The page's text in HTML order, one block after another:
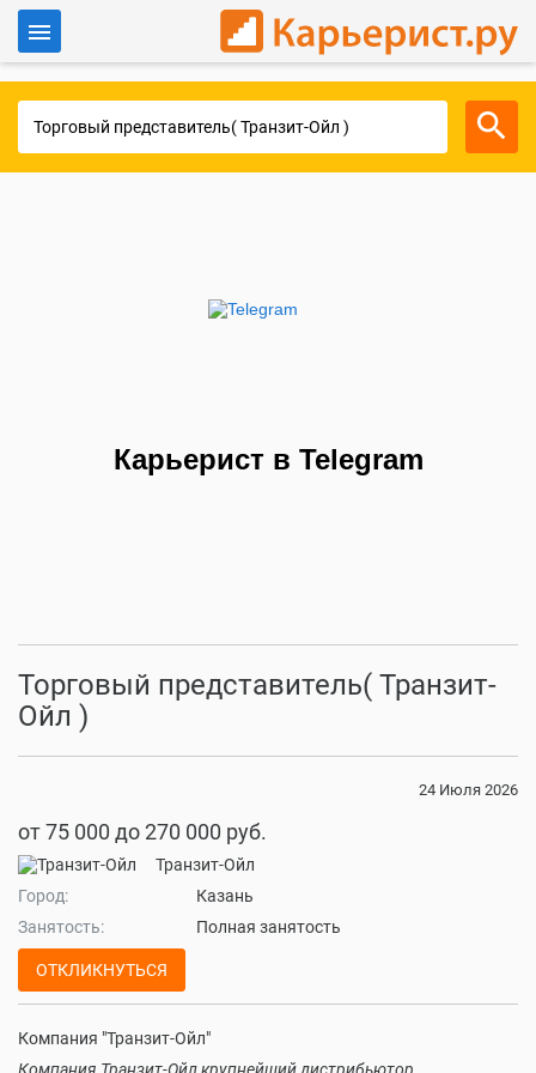
Для работодателей
Карьерист в Telegram
Торговый представитель( Транзит-
Ойл )
24 Июля 2026
от 75 000 до 270 000 руб.
Транзит-Ойл
Город:
Казань
Занятость:
Полная занятость
ОТКЛИКНУТЬСЯ
Компания "Транзит-Ойл"